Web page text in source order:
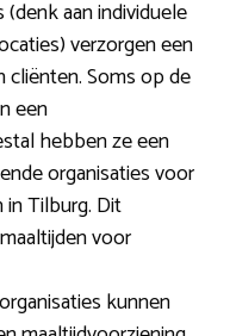
aan individuele
verzorgen een
cliënten. Soms op de
een
hebben ze een
organisaties voor
Tilburg. Dit
voor
kunnen